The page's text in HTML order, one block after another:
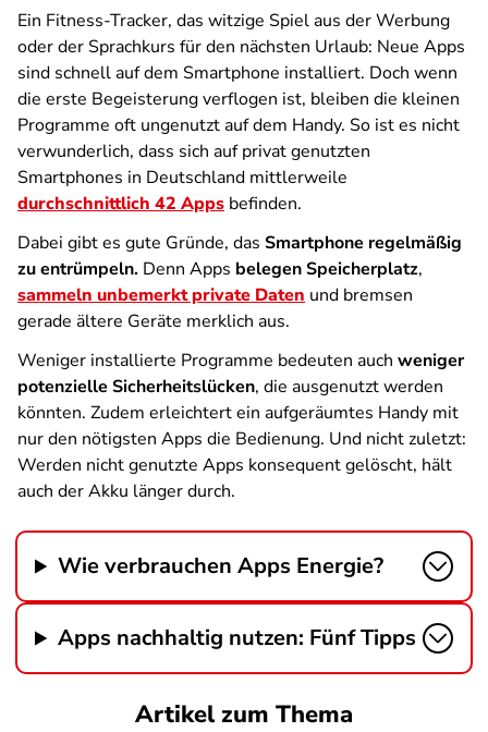
Ein Fitness-Tracker, das witzige Spiel aus der Werbung
oder der Sprachkurs für den nächsten Urlaub: Neue Apps
sind schnell auf dem Smartphone installiert. Doch wenn
die erste Begeisterung verflogen ist, bleiben die kleinen
Programme oft ungenutzt auf dem Handy. So ist es nicht
verwunderlich, dass sich auf privat genutzten
Smartphones in Deutschland mittlerweile
durchschnittlich 42 Apps befinden.
Dabei gibt es gute Gründe, das Smartphone regelmäßig
zu entrümpeln. Denn Apps belegen Speicherplatz,
sammeln unbemerkt private Daten und bremsen
gerade ältere Geräte merklich aus.
Weniger installierte Programme bedeuten auch weniger
potenzielle Sicherheitslücken, die ausgenutzt werden
könnten. Zudem erleichtert ein aufgeräumtes Handy mit
nur den nötigsten Apps die Bedienung. Und nicht zuletzt:
Werden nicht genutzte Apps konsequent gelöscht, hält
auch der Akku länger durch.
Wie verbrauchen Apps Energie?
Apps nachhaltig nutzen: Fünf Tipps
Artikel zum Thema